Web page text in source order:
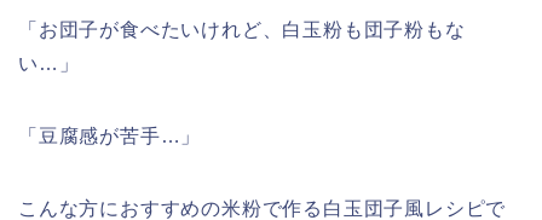
「お団子が食べたいけれど、白玉粉も団子粉もな
い…」
「豆腐感が苦手…」
こんな方におすすめの米粉で作る白玉団子風レシピで